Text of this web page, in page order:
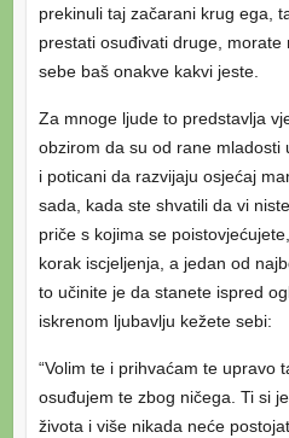
prekinuli taj začarani krug ega,
prestati osuđivati druge, morate
sebe baš onakve kakvi jeste.
Za mnoge ljude to predstavlja
obzirom da su od rane mladosti
i poticani da razvijaju osjećaj
sada, kada ste shvatili da vi
priče s kojima se
korak iscjeljenja, a jedan od
to učinite je da stanete ispred
iskrenom ljubavlju kežete sebi:
“Volim te i prihvaćam te upravo
osuđujem te zbog ničega. Ti si
života i više nikada neće